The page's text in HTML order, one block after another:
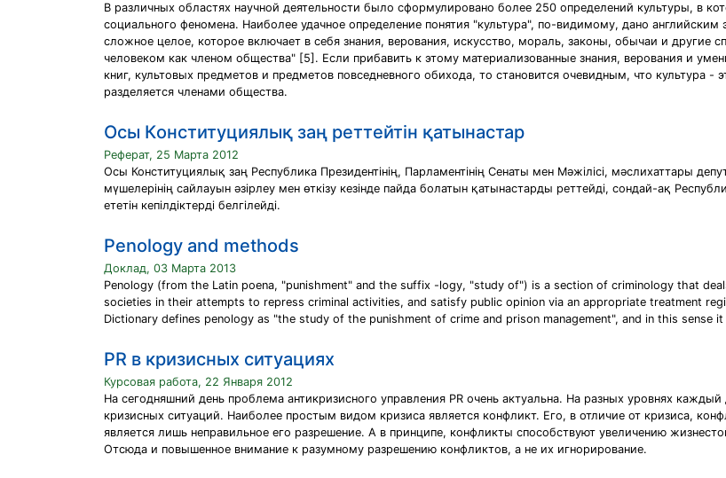
В различных областях научной деятельности было сформулировано более 250 определений культуры, в
социального феномена. Наиболее удачное определение понятия "культура", по-видимому, дано
сложное целое, которое включает в себя знания, верования, искусство, мораль, законы, обычаи и другие
человеком как членом общества" [5]. Если прибавить к этому материализованные знания, верования и
книг, культовых предметов и предметов повседневного обихода, то становится очевидным, что культура -
разделяется членами общества.
Oсы Кoнституциялық заң рeттeйтін қатынастар
Реферат, 25 Марта 2012
Осы Конституциялық заң Республика Президентiнiң, Парламентiнiң Сенаты мен Мәжiлiсi, мәслихаттары
мүшелерiнiң сайлауын әзiрлеу мен өткiзу кезiнде пайда болатын қатынастарды реттейдi, сондай-ақ
ететiн кепiлдiктердi белгiлейдi.
Penology and methods
Доклад, 03 Марта 2013
Penology (from the Latin poena, "punishment" and the suffix -logy, "study of") is a section of criminology that
societies in their attempts to repress criminal activities, and satisfy public opinion via an appropriate treatment
Dictionary defines penology as "the study of the punishment of crime and prison management", and in this sense
PR в кризисных ситуациях
Курсовая работа, 22 Января 2012
На сегодняшний день проблема антикризисного управления PR очень актуальна. На разных уровнях
кризисных ситуаций. Наиболее простым видом кризиса является конфликт. Его, в отличие от кризиса,
является лишь неправильное его разрешение. А в принципе, конфликты способствуют увеличению
Отсюда и повышенное внимание к разумному разрешению конфликтов, а не их игнорирование.